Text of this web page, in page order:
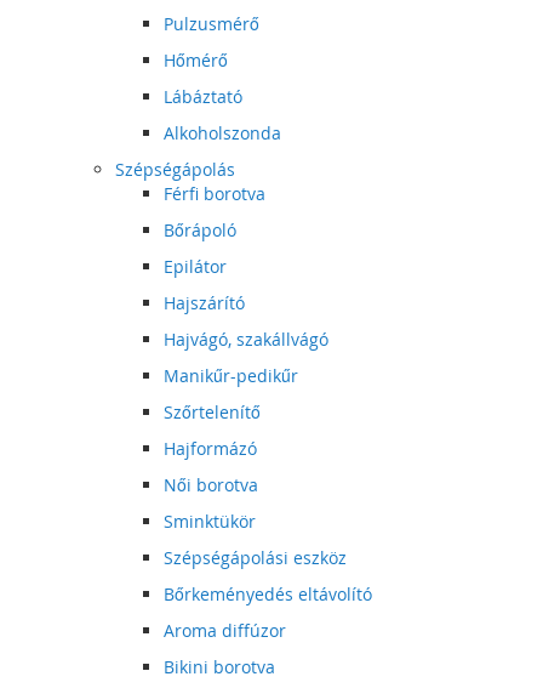
Pulzusmérő
Hőmérő
Lábáztató
Alkoholszonda
Szépségápolás
Férfi borotva
Bőrápoló
Epilátor
Hajszárító
Hajvágó, szakállvágó
Manikűr-pedikűr
Szőrtelenítő
Hajformázó
Női borotva
Sminktükör
Szépségápolási eszköz
Bőrkeményedés eltávolító
Aroma diffúzor
Bikini borotva